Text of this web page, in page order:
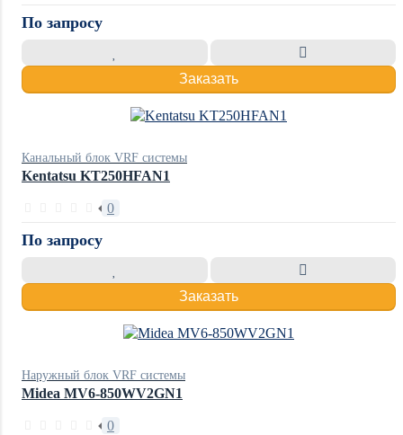
По запросу
Заказать
Канальный блок VRF системы
Kentatsu KT250HFAN1
0
По запросу
Заказать
Наружный блок VRF системы
Midea MV6-850WV2GN1
0